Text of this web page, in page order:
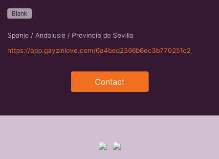
Blank
Spanje / Andalusië / Provincia de Sevilla
https://app.gayzinlove.com/6a4bed2366b6ec3b770251c2
Contact